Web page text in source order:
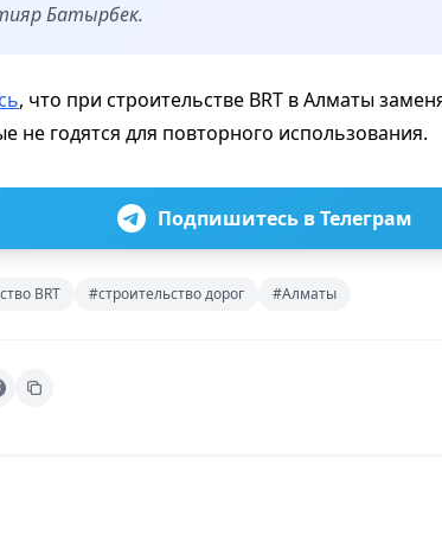
Батырбек.
, что при строительстве BRT в Алматы
не годятся для повторного использования.
Подпишитесь в Телеграм
BRT #строительство дорог #Алматы